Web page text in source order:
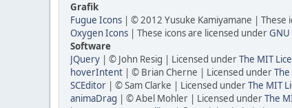
Grafik
Fugue Icons | © 2012 Yusuke Kamiyamane | These
Oxygen Icons | These icons are licensed underGNU
Software
JQuery | © John Resig | Licensed underThe MIT
hoverIntent | © Brian Cherne | Licensed under
SCEditor | © Sam Clarke | Licensed underThe MIT
animaDrag | © Abel Mohler | Licensed underThe